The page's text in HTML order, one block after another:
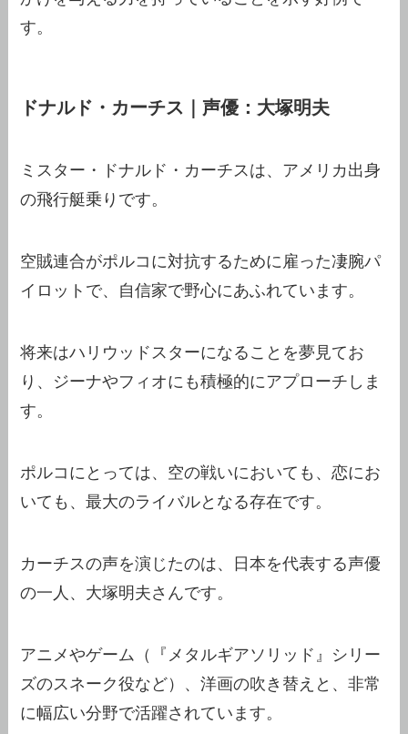
す。
ドナルド・カーチス｜声優：大塚明夫
ミスター・ドナルド・カーチスは、アメリカ出身
の飛行艇乗りです。
空賊連合がポルコに対抗するために雇った凄腕パ
イロットで、自信家で野心にあふれています。
将来はハリウッドスターになることを夢見てお
り、ジーナやフィオにも積極的にアプローチしま
す。
ポルコにとっては、空の戦いにおいても、恋にお
いても、最大のライバルとなる存在です。
カーチスの声を演じたのは、日本を代表する声優
の一人、大塚明夫さんです。
アニメやゲーム（『メタルギアソリッド』シリー
ズのスネーク役など）、洋画の吹き替えと、非常
に幅広い分野で活躍されています。